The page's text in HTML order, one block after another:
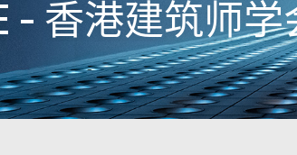
- 香港建筑师